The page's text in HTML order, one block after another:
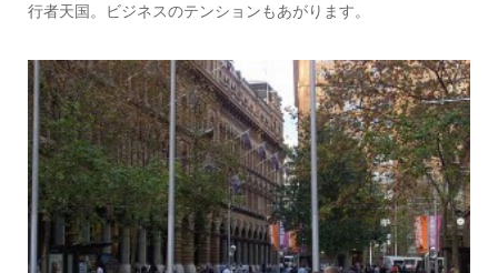
行者天国。ビジネスのテンションもあがります。